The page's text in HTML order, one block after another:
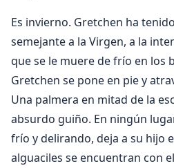
Es invierno. Gretchen ha
semejante a la Virgen, a la
que se le muere de frío en los
Gretchen se pone en pie y
Una palmera en mitad de la
absurdo guiño. En ningún
frío y delirando, deja a su hijo
alguaciles se encuentran con